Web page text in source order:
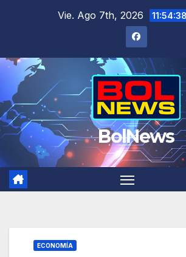
Vie. Ago 7th, 2026
BolNews
ECONOMÍA